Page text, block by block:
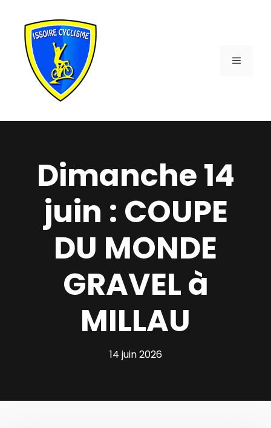
contenu
MENU
Dimanche 14
juin : COUPE
DU MONDE
GRAVEL à
MILLAU
14 juin 2026